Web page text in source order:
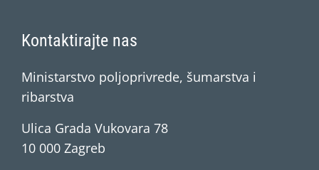
Kontaktirajte nas
Ministarstvo poljoprivrede, šumarstva i
ribarstva
Ulica Grada Vukovara 78
10 000 Zagreb